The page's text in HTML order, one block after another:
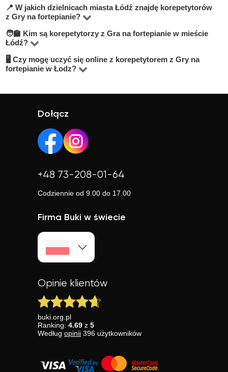
oferujących zajęcia z Gra na fortepianie w miejscowości
Łódź. Przy wyborze zwróć uwagę na cenę, opinie,
doświadczenie, wykształcenie oraz lokalizację. Warto
szukać korepetytorów z opcją darmowej lekcji próbnej,
aby sprawdzić, czy dany nauczyciel Ci odpowiada.
Ceny zależą od poziomu, doświadczenia korepetytora i
trybu zajęć (online lub stacjonarnie). Średnia cena w
mieście Łódź wynosi od 70 do 100 zł/h.
📍 W jakich dzielnicach miasta Łódź znajdę korepetytorów
z Gry na fortepianie?
Na BUKI możesz znaleźć nauczycieli w niemal
wszystkich dzielnicach miasta Łódź. Możesz też wybrać
lekcje online, jeśli zależy Ci na elastyczności.
🧑‍🏫 Kim są korepetytorzy z Gra na fortepianie w mieście
Łódź?
Na BUKI znajdziesz wykwalifikowanych nauczycieli,
studentów oraz praktyków z doświadczeniem. Średnia
🖥 Czy mogę uczyć się online z korepetytorem z Gry na
fortepianie w Łodz?
Online możesz uczyć się w elastyczny sposób,
niezależnie od lokalizacji.
Dołącz
+48 73-208-01-64
Codziennie od 9.00 do 17.00
Firma Buki w świecie
Opinie klientów
buki.org.pl
Ranking: 4.69 z 5
Według opinii 396 użytkowników